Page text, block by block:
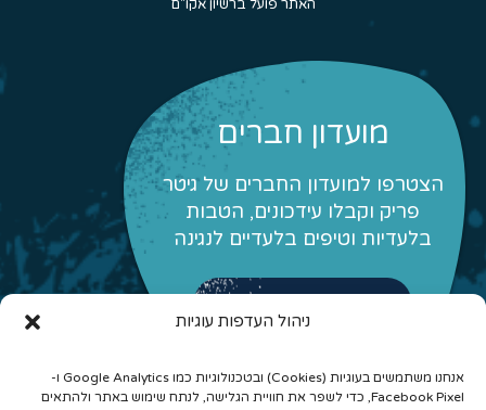
ניהול העדפות עוגיות
אנחנו משתמשים בעוגיות (Cookies) ובטכנולוגיות כמו Google Analytics ו-
Facebook Pixel, כדי לשפר את חוויית הגלישה, לנתח שימוש באתר ולהתאים
האתר פועל ברשיון אקו"ם
מועדון חברים
הצטרפו למועדון החברים של גיטר
פריק וקבלו עידכונים, הטבות
בלעדיות וטיפים בלעדיים לנגינה